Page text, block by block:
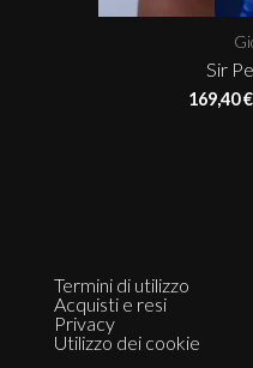
Sir
169,40€
Termini di utilizzo
Acquisti e resi
Privacy
Utilizzo dei cookie